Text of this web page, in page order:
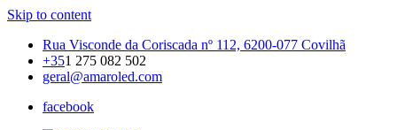
Skip to content
Rua Visconde da Coriscada nº 112, 6200-077 Covilhã
+351 275 082 502
geral@amaroled.com
facebook